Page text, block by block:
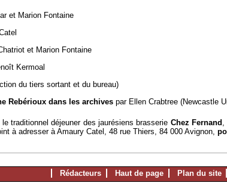
et Marion Fontaine
et Marion Fontaine
Kermoal
du tiers sortant et du bureau)
Rebérioux dans les archives par Ellen Crabtree (Newcastle
traditionnel déjeuner des jaurésiens brasserie Chez Fernand ,
à adresser à Amaury Catel, 48 rue Thiers, 84 000 Avignon,
Rédacteurs Haut de page Plan du site